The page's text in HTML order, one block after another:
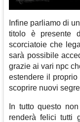
Infine parliamo di
titolo è presente
scorciatoie che
sarà possibile
grazie ai vari npc
estendere il
scoprire nuovi
In tutto questo
renderà felici tutti